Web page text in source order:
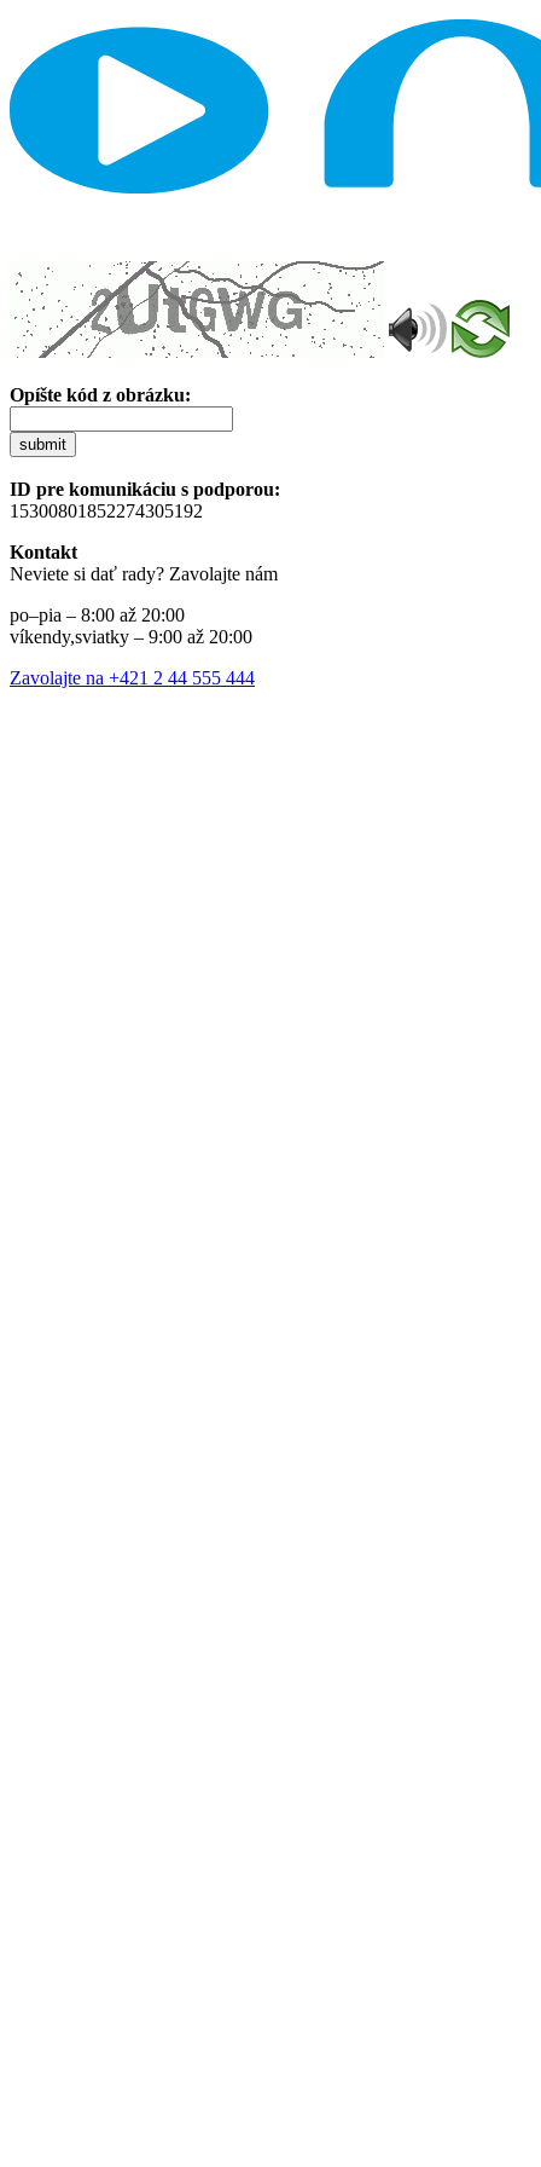
Opíšte kód z obrázku:
submit
ID pre komunikáciu s podporou:
15300801852274305192
Kontakt
Neviete si dať rady? Zavolajte nám
po–pia – 8:00 až 20:00
víkendy,sviatky – 9:00 až 20:00
Zavolajte na +421 2 44 555 444